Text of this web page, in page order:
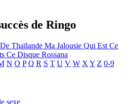
de Ringo
Thaïlande Ma Jalousie Qui Est Ce
Ce Disque Rossana
N O P Q R S T U V W X Y Z 0-9
sexe